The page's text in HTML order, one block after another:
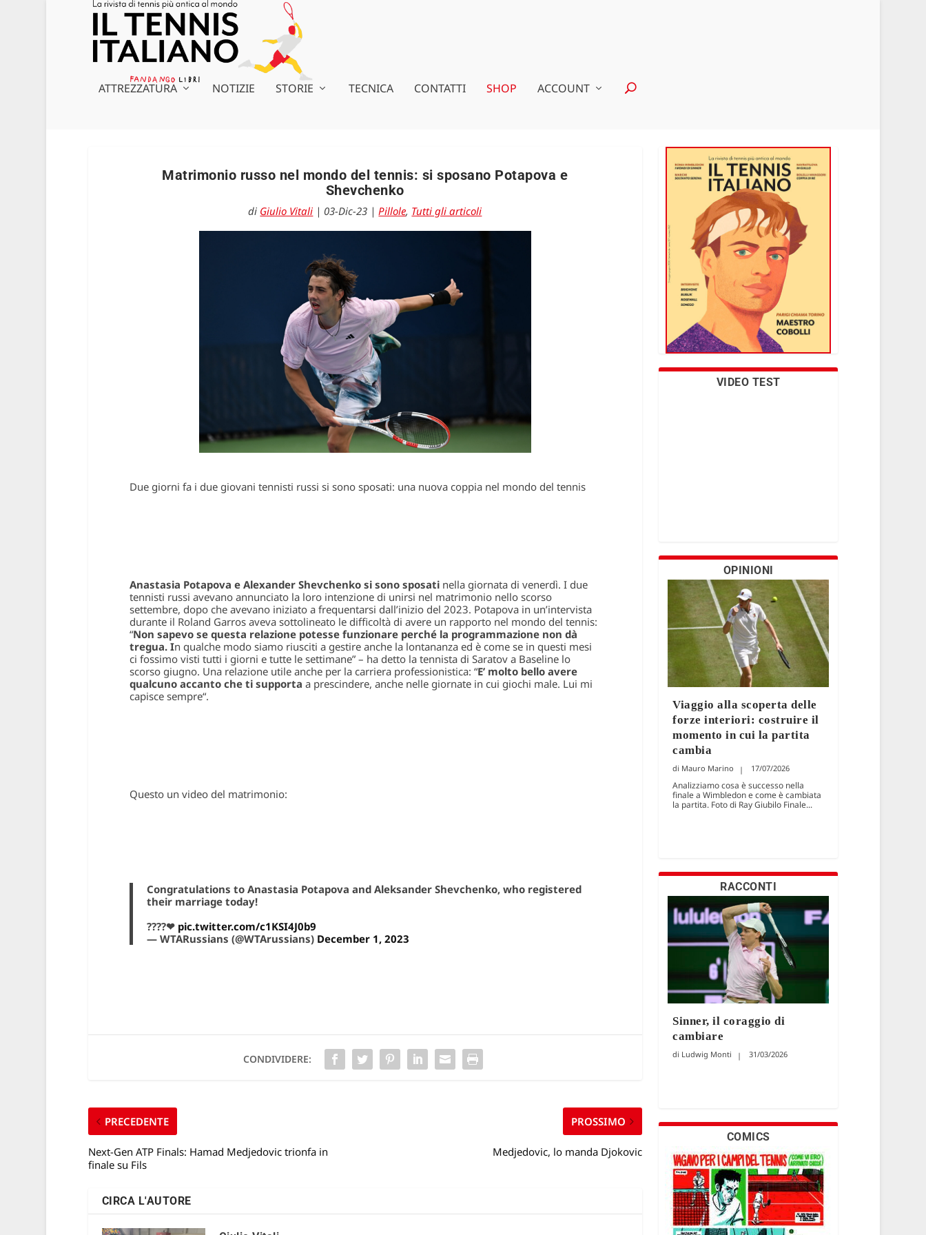
ATTREZZATURA NOTIZIE STORIE TECNICA CONTATTI SHOP ACCOUNT
Matrimonio russo nel mondo del tennis: si sposano Potapova e
Shevchenko
di Giulio Vitali | 03-Dic-23 |Pillole, Tutti gli articoli
Due giorni fa i due giovani tennisti russi si sono sposati: una nuova coppia nel mondo del tennis
Anastasia Potapova e Alexander Shevchenko si sono sposatinella giornata di venerdì. I due
tennisti russi avevano annunciato la loro intenzione di unirsi nel matrimonio nello scorso
settembre, dopo che avevano iniziato a frequentarsi dall’inizio del 2023. Potapova in un’intervista
durante il Roland Garros aveva sottolineato le difficoltà di avere un rapporto nel mondo del tennis:
“Non sapevo se questa relazione potesse funzionare perché la programmazione non dà
tregua. In qualche modo siamo riusciti a gestire anche la lontananza ed è come se in questi mesi
ci fossimo visti tutti i giorni e tutte le settimane” – ha detto la tennista di Saratov a Baseline lo
scorso giugno. Una relazione utile anche per la carriera professionistica: “E’ molto bello avere
qualcuno accanto che ti supporta a prescindere, anche nelle giornate in cui giochi male. Lui mi
capisce sempre“.
Questo un video del matrimonio:
Congratulations to Anastasia Potapova and Aleksander Shevchenko, who registered
their marriage today!
????❤ pic.twitter.com/c1KSI4J0b9
— WTARussians (@WTArussians) December 1, 2023
CONDIVIDERE:
PRECEDENTE
Next-Gen ATP Finals: Hamad Medjedovic trionfa in
finale su Fils
PROSSIMO
Medjedovic, lo manda Djokovic
CIRCA L'AUTORE
VIDEO TEST
OPINIONI
Viaggio alla scoperta delle
forze interiori: costruire il
momento in cui la partita
cambia
Mauro Marino 17/07/2026
Analizziamo cosa è successo nella
finale a Wimbledon e come è cambiata
la partita. Foto di Ray Giubilo Finale...
RACCONTI
Sinner, il coraggio di
cambiare
Ludwig Monti 31/03/2026
COMICS